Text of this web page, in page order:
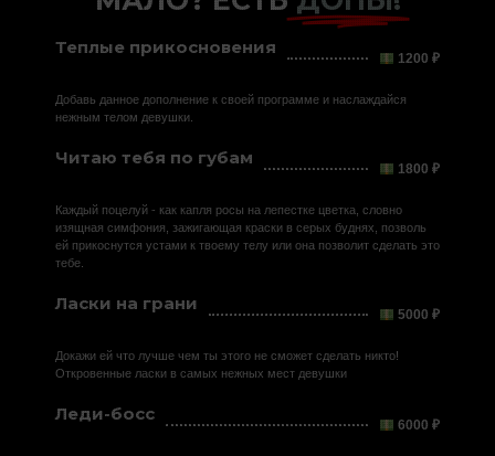
Теплые прикосновения
1200 ₽
Добавь данное дополнение к своей программе и наслаждайся
нежным телом девушки.
Читаю тебя по губам
1800 ₽
Каждый поцелуй - как капля росы на лепестке цветка, словно
изящная симфония, зажигающая краски в серых буднях, позволь
ей прикоснутся устами к твоему телу или она позволит сделать это
тебе.
Ласки на грани
5000 ₽
Докажи ей что лучше чем ты этого не сможет сделать никто!
Откровенные ласки в самых нежных мест девушки
Леди-босс
6000 ₽